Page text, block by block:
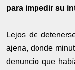
para impedir su
Lejos de
ajena, donde
denunció que